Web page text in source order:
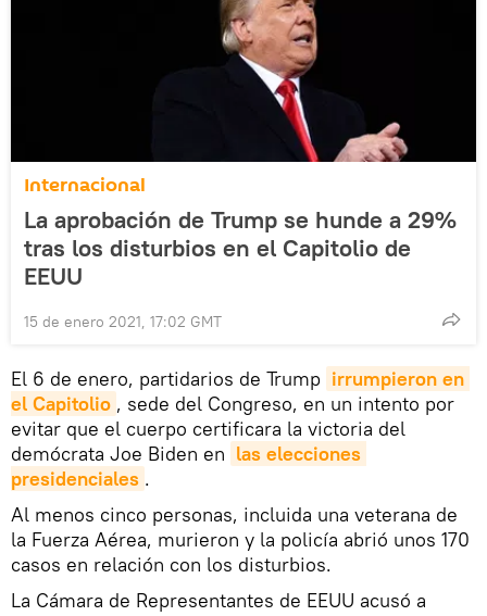
Internacional
La aprobación de Trump se hunde a 29%
tras los disturbios en el Capitolio de
EEUU
15 de enero 2021, 17:02 GMT
El 6 de enero, partidarios de Trump irrumpieron en
el Capitolio , sede del Congreso, en un intento por
evitar que el cuerpo certificara la victoria del
demócrata Joe Biden en las elecciones
presidenciales .
Al menos cinco personas, incluida una veterana de
la Fuerza Aérea, murieron y la policía abrió unos 170
casos en relación con los disturbios.
La Cámara de Representantes de EEUU acusó a